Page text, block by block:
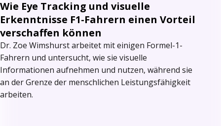
Wie Eye Tracking und visuelle
Erkenntnisse F1-Fahrern einen Vorteil
verschaffen können
Dr. Zoe Wimshurst arbeitet mit einigen Formel-1-
Fahrern und untersucht, wie sie visuelle
Informationen aufnehmen und nutzen, während sie
an der Grenze der menschlichen Leistungsfähigkeit
arbeiten.